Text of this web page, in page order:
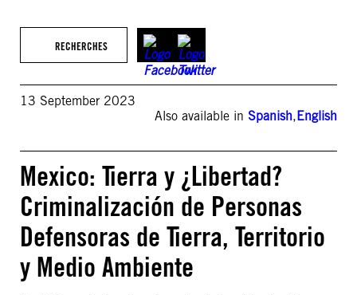
RECHERCHES
13 September 2023
Also available in Spanish,English
Mexico: Tierra y ¿Libertad?
Criminalización de Personas
Defensoras de Tierra, Territorio
y Medio Ambiente